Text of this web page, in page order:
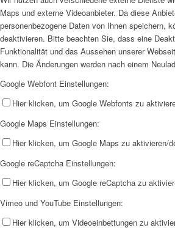
Maps und externe Videoanbieter. Da diese
personenbezogene Daten von Ihnen speichern,
deaktivieren. Bitte beachten Sie, dass eine
Funktionalität und das Aussehen unserer
kann. Die Änderungen werden nach einem
Google Webfont Einstellungen:
Hier klicken, um Google Webfonts zu
Google Maps Einstellungen:
Hier klicken, um Google Maps zu aktivieren/
Google reCaptcha Einstellungen:
Hier klicken, um Google reCaptcha zu
Vimeo und YouTube Einstellungen:
Hier klicken, um Videoeinbettungen zu